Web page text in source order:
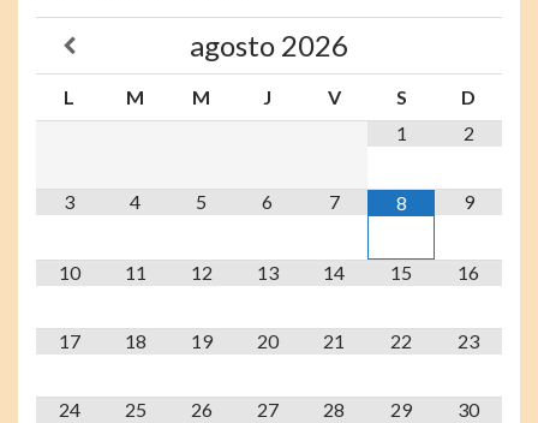
agosto 2026
L M M J V S
D
1
2
3 4 5 6 7 8 9
10 11 12 13 14 15 16
17 18 19 20 21 22 23
24 25 26 27 28 29 30